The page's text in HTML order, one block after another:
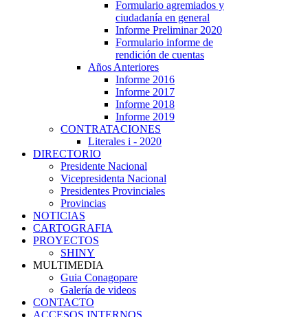
Formulario agremiados y
ciudadanía en general
Informe Preliminar 2020
Formulario informe de
rendición de cuentas
Años Anteriores
Informe 2016
Informe 2017
Informe 2018
Informe 2019
CONTRATACIONES
Literales i - 2020
DIRECTORIO
Presidente Nacional
Vicepresidenta Nacional
Presidentes Provinciales
Provincias
NOTICIAS
CARTOGRAFIA
PROYECTOS
SHINY
MULTIMEDIA
Guia Conagopare
Galería de videos
CONTACTO
ACCESOS INTERNOS